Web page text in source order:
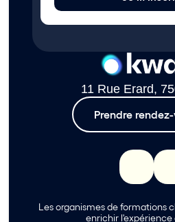
11 Rue Erard,
Prendre
Les organismes de formations
enrichir l'expérience